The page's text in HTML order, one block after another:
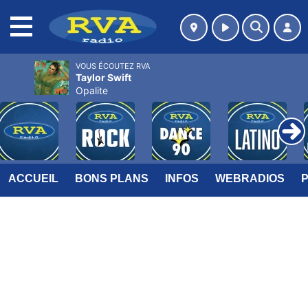
ACCUEIL BONS PLANS INFOS WEBRADIOS
VOUS ÉCOUTEZ RVA
Taylor Swift
Opalite